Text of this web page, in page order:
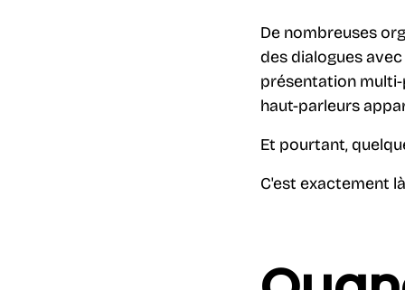
De nombreuses
des dialogues
présentation
haut-parleurs
Et pourtant,
C'est exactement